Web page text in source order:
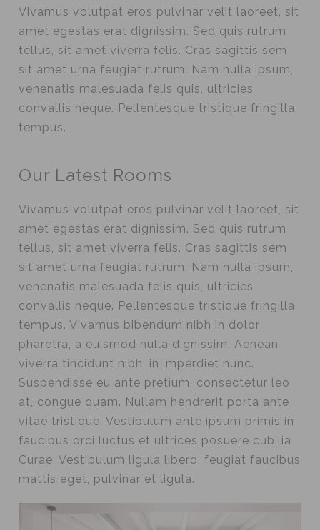
Vivamus volutpat eros pulvinar velit laoreet, sit
amet egestas erat dignissim. Sed quis rutrum
tellus, sit amet viverra felis. Cras sagittis sem
sit amet urna feugiat rutrum. Nam nulla ipsum,
venenatis malesuada felis quis, ultricies
convallis neque. Pellentesque tristique fringilla
tempus.
Our Latest Rooms
Vivamus volutpat eros pulvinar velit laoreet, sit
amet egestas erat dignissim. Sed quis rutrum
tellus, sit amet viverra felis. Cras sagittis sem
sit amet urna feugiat rutrum. Nam nulla ipsum,
venenatis malesuada felis quis, ultricies
convallis neque. Pellentesque tristique fringilla
tempus. Vivamus bibendum nibh in dolor
pharetra, a euismod nulla dignissim. Aenean
viverra tincidunt nibh, in imperdiet nunc.
Suspendisse eu ante pretium, consectetur leo
at, congue quam. Nullam hendrerit porta ante
vitae tristique. Vestibulum ante ipsum primis in
faucibus orci luctus et ultrices posuere cubilia
Curae; Vestibulum ligula libero, feugiat faucibus
mattis eget, pulvinar et ligula.